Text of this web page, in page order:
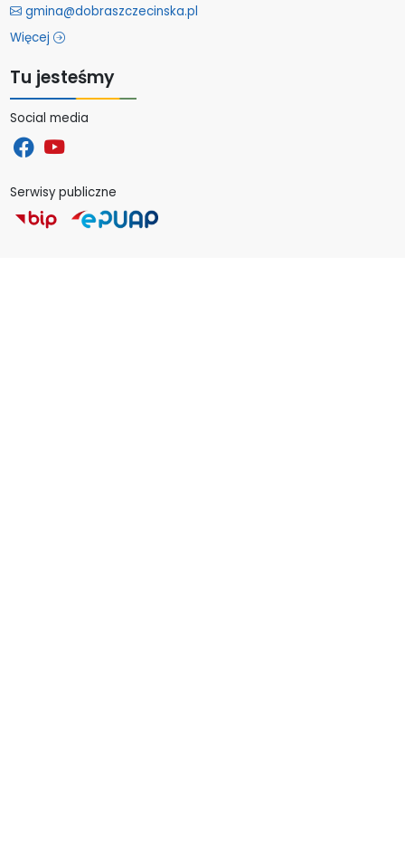
gmina@dobraszczecinska.pl
Więcej
Tu jesteśmy
Social media
Serwisy publiczne